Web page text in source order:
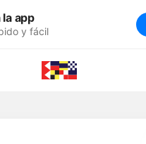
app
y fácil